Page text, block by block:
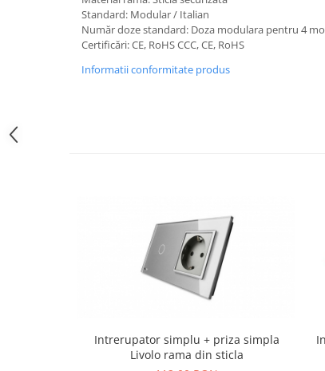
OPEL / VAUXHALL
SEAT
Standard: Modular / Italian
Număr doze standard: Doza modulara pentru 4
Certificări: CE, RoHS CCC, CE, RoHS
Informatii conformitate produs
Intrerupator simplu + priza simpla
Livolo rama din sticla